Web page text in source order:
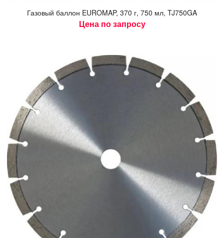
Га­зовый бал­лон EUROMAP, 370 г, 750 мл, TJ750GA
Цена по запросу